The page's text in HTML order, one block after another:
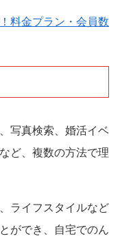
料金プラン・会員数
写真検索、婚活イベ
ど、複数の方法で理
ライフスタイルなど
ができ、自宅でのん